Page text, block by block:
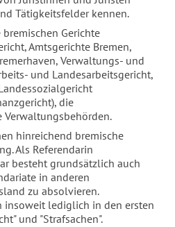
Tätigkeitsfelder kennen.
Gerichte
Amtsgerichte Bremen,
Verwaltungs- und
und Landesarbeitsgericht,
die
hinreichend bremische
Als Referendarin
besteht grundsätzlich auch
in anderen
zu absolvieren.
insoweit lediglich in den ersten
und "Strafsachen".